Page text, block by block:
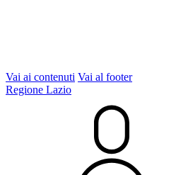
Vai ai contenuti Vai al footer
Regione Lazio